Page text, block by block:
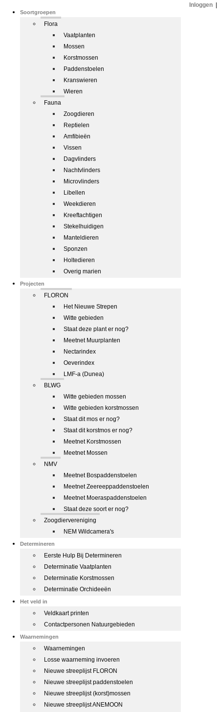
Soortgroepen
Flora
Vaatplanten
Mossen
Korstmossen
Paddenstoelen
Kranswieren
Wieren
Fauna
Zoogdieren
Reptielen
Amfibieën
Vissen
Dagvlinders
Nachtvlinders
Microvlinders
Libellen
Weekdieren
Kreeftachtigen
Stekelhuidigen
Manteldieren
Sponzen
Holtedieren
Overig marien
Projecten
FLORON
Het Nieuwe Strepen
Witte gebieden
Staat deze plant er nog?
Meetnet Muurplanten
Nectarindex
Oeverindex
LMF-a (Dunea)
BLWG
Witte gebieden mossen
Witte gebieden korstmossen
Staat dit mos er nog?
Staat dit korstmos er nog?
Meetnet Korstmossen
Meetnet Mossen
NMV
Meetnet Bospaddenstoelen
Meetnet Zeereeppaddenstoelen
Meetnet Moeraspaddenstoelen
Staat deze soort er nog?
Zoogdiervereniging
NEM Wildcamera's
Determineren
Eerste Hulp Bij Determineren
Determinatie Vaatplanten
Determinatie Korstmossen
Determinatie Orchideeën
Het veld in
Veldkaart printen
Contactpersonen Natuurgebieden
Waarnemingen
Waarnemingen
Losse waarneming invoeren
Nieuwe streeplijst FLORON
Nieuwe streeplijst paddenstoelen
Nieuwe streeplijst (korst)mossen
Nieuwe streeplijst ANEMOON
Inloggen